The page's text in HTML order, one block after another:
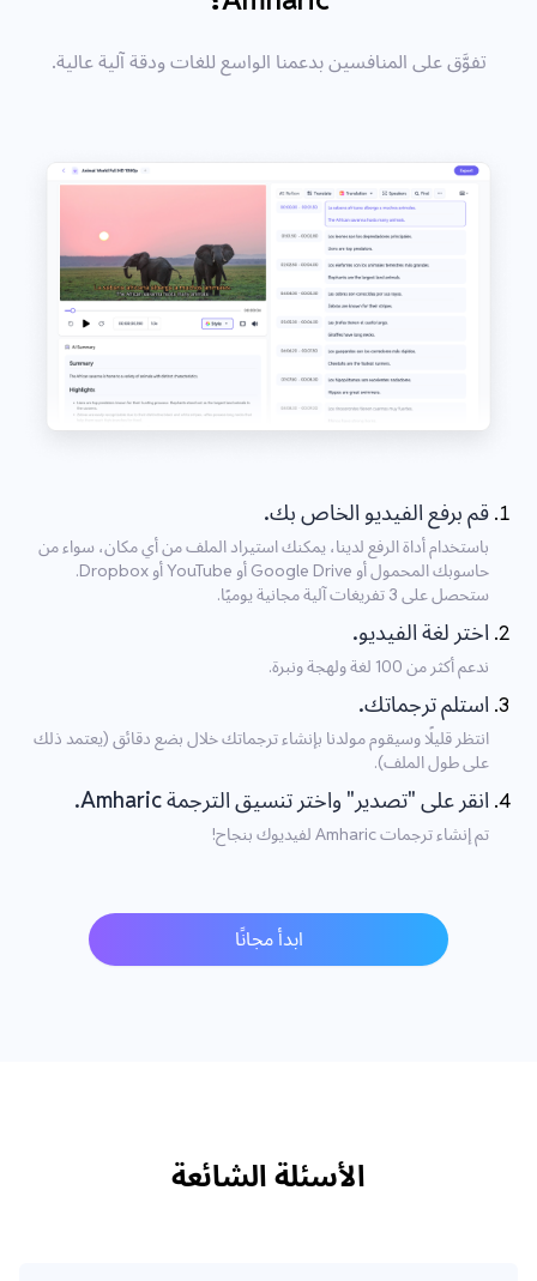
تفوَّق على المنافسين بدعمنا الواسع للغات ودقة آلية عالية.
قم برفع الفيديو الخاص بك.
باستخدام أداة الرفع لدينا، يمكنك استيراد الملف من أي مكان، سواء من
حاسوبك المحمول أو Google Drive أو YouTube أو Dropbox.
ستحصل على 3 تفريغات آلية مجانية يوميًا.
اختر لغة الفيديو.
ندعم أكثر من 100 لغة ولهجة ونبرة.
استلم ترجماتك.
انتظر قليلًا وسيقوم مولدنا بإنشاء ترجماتك خلال بضع دقائق (يعتمد ذلك
على طول الملف).
انقر على "تصدير" واختر تنسيق الترجمة Amharic.
تم إنشاء ترجمات Amharic لفيديوك بنجاح!
ابدأ مجانًا
الأسئلة الشائعة